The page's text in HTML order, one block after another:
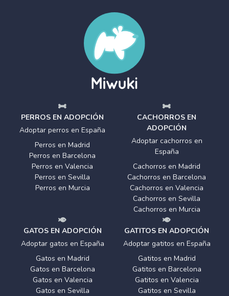
PERROS EN ADOPCIÓN
Adoptar perros en España
Perros en Madrid
Perros en Barcelona
Perros en Valencia
Perros en Sevilla
Perros en Murcia
CACHORROS EN
ADOPCIÓN
Adoptar cachorros en
España
Cachorros en Madrid
Cachorros en Barcelona
Cachorros en Valencia
Cachorros en Sevilla
Cachorros en Murcia
GATOS EN ADOPCIÓN
Adoptar gatos en España
Gatos en Madrid
Gatos en Barcelona
Gatos en Valencia
Gatos en Sevilla
GATITOS EN ADOPCIÓN
Adoptar gatitos en España
Gatitos en Madrid
Gatitos en Barcelona
Gatitos en Valencia
Gatitos en Sevilla